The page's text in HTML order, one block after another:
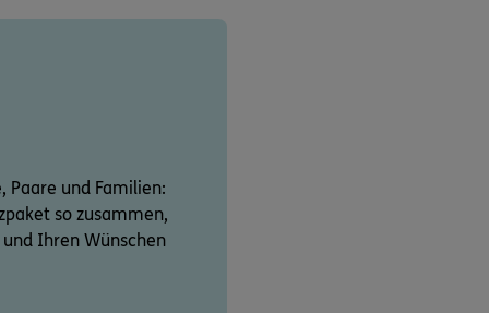
Paare und Familien:
so zusammen,
Ihren Wünschen